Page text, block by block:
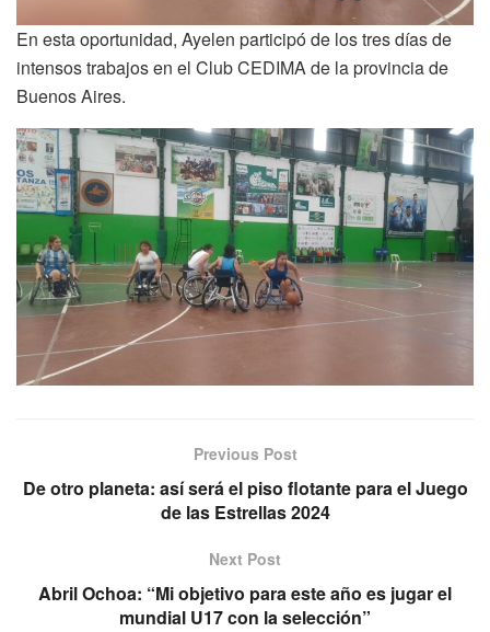
En esta oportunidad, Ayelen participó de los tres días de
intensos trabajos en el Club CEDIMA de la provincia de
Buenos Aires.
Previous Post
De otro planeta: así será el piso flotante para el Juego
de las Estrellas 2024
Next Post
Abril Ochoa: “Mi objetivo para este año es jugar el
mundial U17 con la selección”